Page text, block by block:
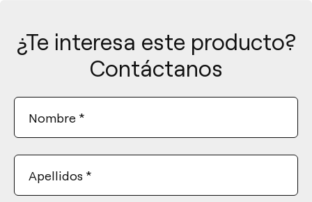
¿Te interesa este producto?
Contáctanos
Nombre *
Apellidos *